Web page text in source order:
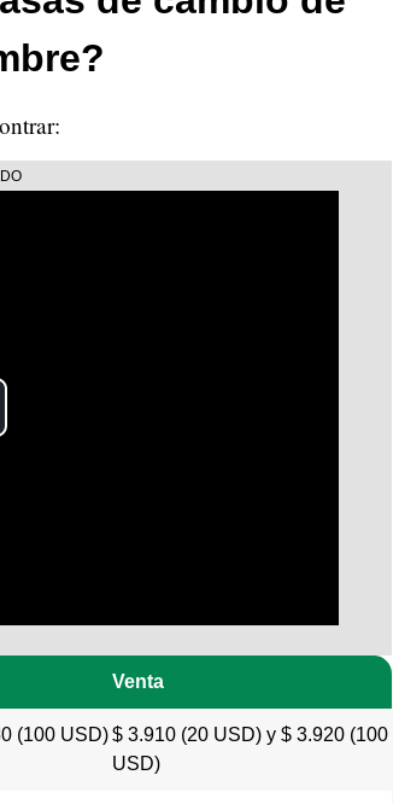
Venta
(100 USD)$ 3.910 (20 USD) y $ 3.920 (100
USD)